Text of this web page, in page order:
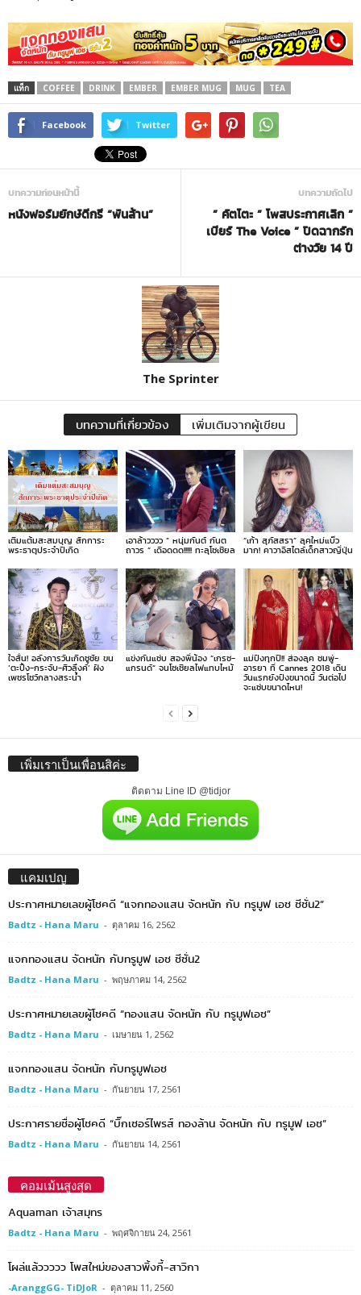
แท็ก COFFEE DRINK EMBER EMBER MUG MUG TEA
Facebook Twitter
บทความก่อนหน้านี้
หนังฟอร์มยักษ์ดีกรี “พันล้าน”
บทความถัดไป
” คัตโตะ ” โพสประกาศเลิก ”
เบียร์ The Voice ” ปิดฉากรัก
ต่างวัย 14 ปี
The Sprinter
บทความที่เกี่ยวข้อง เพิ่มเติมจากผู้เขียน
เติมแต้มสะสมบุญ สักการะ
พระธาตุประจำปีเกิด
เอาล้าวววว ” หนุ่มกันต์ กันต
ถาวร ” เดือดดด!!!!! ทะลุโซเชียล
“เก้า สุภัสสรา” ลุคใหม่แบ๊ว
มาก! คาวาอิสไตล์เด็กสาวญี่ปุ่น
ใจสั่น! อลังการวันเกิดชูชัย ขน
‘ตะปิ้ง-กระจับ-ศิวลึงค์’ ฝัง
เพชรโชว์กลางสระน้ำ
แข่งกันแซ่บ สองพี่น้อง “เกรซ-
แกรนด์” จนโซเชียลไฟแทบไหม้
แม่ปังทุกปี!! ส่องลุค ชมพู่-
อารยา ที่ Cannes 2018 เดิน
วันแรกยังปังขนาดนี้ วันต่อไป
จะแซ่บขนาดไหน!
เพิ่มเราเป็นเพื่อนสิค่ะ
ติดตาม Line ID @tidjor
แคมเปญ
ประกาศหมายเลขผู้โชคดี “แจกทองแสน จัดหนัก กับ ทรูมูฟ เอช ซีซั่น2”
Badtz - Hana Maru - ตุลาคม 16, 2562
แจกทองแสน จัดหนัก กับทรูมูฟ เอช ซีซั่น2
Badtz - Hana Maru - พฤษภาคม 14, 2562
ประกาศหมายเลขผู้โชคดี “ทองแสน จัดหนัก กับ ทรูมูฟเอช”
Badtz - Hana Maru - เมษายน 1, 2562
แจกทองแสน จัดหนัก กับทรูมูฟเอช
Badtz - Hana Maru - กันยายน 17, 2561
ประกาศรายชื่อผู้โชคดี “บิ๊กเซอร์ไพรส์ ทองล้าน จัดหนัก กับ ทรูมูฟ เอช”
Badtz - Hana Maru - กันยายน 14, 2561
คอมเม้นสูงสุด
Aquaman เจ้าสมุทร
Badtz - Hana Maru - พฤศจิกายน 24, 2561
โผล่แล้ววววว โพสใหม่ของสาวพิ้งกี้-สาวิกา
-AranggGG- TiDJoR - ตุลาคม 11, 2560